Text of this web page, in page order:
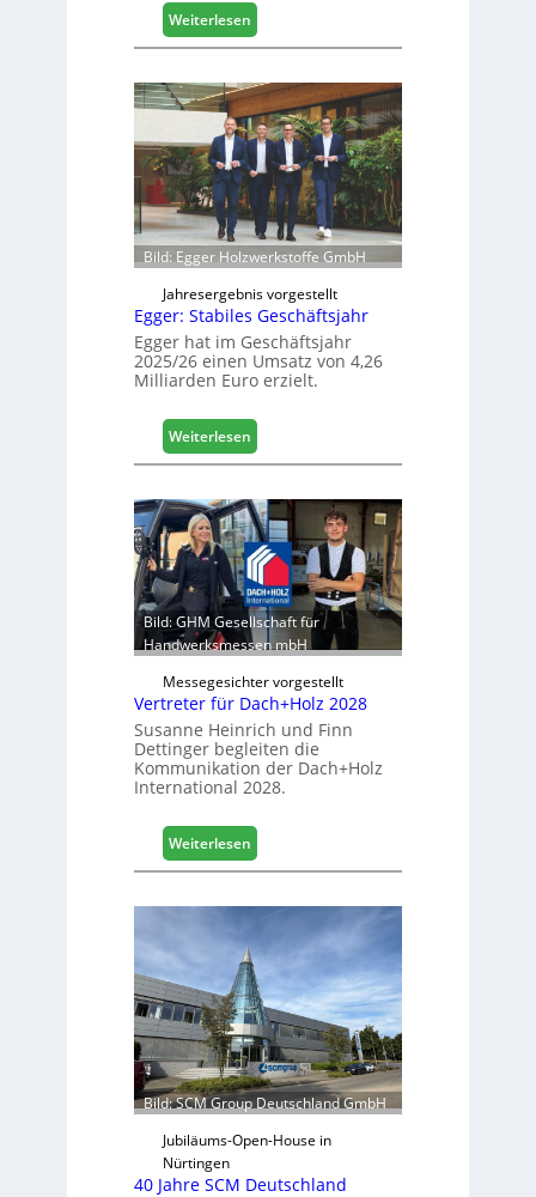
i
i
e
r
t
s
c
h
Weiterlesen:
H
f
e
l
e
e
r
ö
f
f
n
e
t
L
o
s
i
k
b
e
r
e
i
c
h
Bild: Egger Holzwerkstoffe GmbH
Jahresergebnis vorgestellt
Egger: Stabiles Geschäftsjahr
Egger hat im Geschäftsjahr
2025/26 einen Umsatz von 4,26
Milliarden Euro erzielt.
Weiterlesen:
E
g
e
r
S
t
a
b
i
l
e
s
G
e
s
c
h
f
s
j
a
h
r
Bild: GHM Gesellschaft für
Handwerksmessen mbH
Messegesichter vorgestellt
Vertreter für Dach+Holz 2028
Susanne Heinrich und Finn
Dettinger begleiten die
Kommunikation der Dach+Holz
International 2028.
Weiterlesen:
V
r
r
e
t
e
r
f
ü
r
D
c
Bild: SCM Group Deutschland GmbH
Jubiläums-Open-House in
Nürtingen
40 Jahre SCM Deutschland